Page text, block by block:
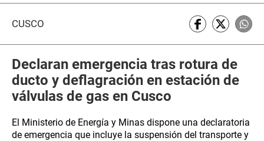
CUSCO
Declaran emergencia tras rotura de
ducto y deflagración en estación de
válvulas de gas en Cusco
El Ministerio de Energía y Minas dispone una declaratoria
de emergencia que incluye la suspensión del transporte y